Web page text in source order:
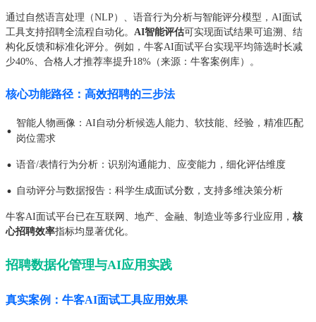
通过自然语言处理（NLP）、语音行为分析与智能评分模型，AI面试
工具支持招聘全流程自动化。 AI智能评估可实现面试结果可追溯、结
构化反馈和标准化评分。例如，牛客AI面试平台实现平均筛选时长减
少40%、合格人才推荐率提升18%（来源：牛客案例库）。
核心功能路径：高效招聘的三步法
· 智能人物画像：AI自动分析候选人能力、软技能、经验，精准匹配
岗位需求
· 语音/表情行为分析：识别沟通能力、应变能力，细化评估维度
· 自动评分与数据报告：科学生成面试分数，支持多维决策分析
牛客AI面试平台已在互联网、地产、金融、制造业等多行业应用， 核
心招聘效率指标均显著优化。
招聘数据化管理与AI应用实践
真实案例：牛客AI面试工具应用效果